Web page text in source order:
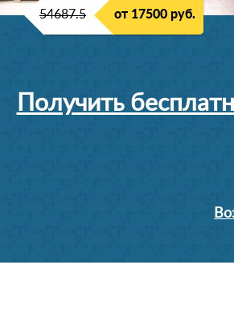
54687.5 от 17500 руб.
Получить